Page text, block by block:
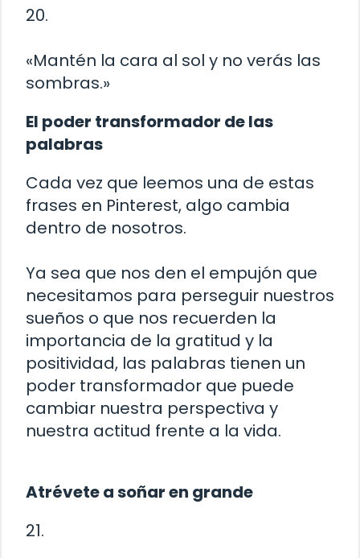
20.
«Mantén la cara al sol y no verás las
sombras.»
El poder transformador de las
palabras
Cada vez que leemos una de estas
frases en Pinterest, algo cambia
dentro de nosotros.
Ya sea que nos den el empujón que
necesitamos para perseguir nuestros
sueños o que nos recuerden la
importancia de la gratitud y la
positividad, las palabras tienen un
poder transformador que puede
cambiar nuestra perspectiva y
nuestra actitud frente a la vida.
Atrévete a soñar en grande
21.